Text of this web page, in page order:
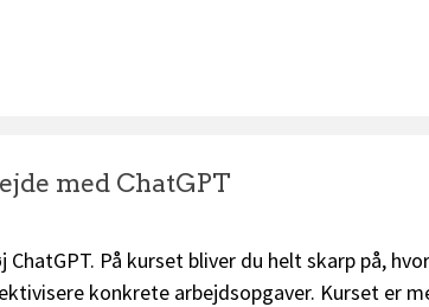
med ChatGPT
På kurset bliver du helt skarp på,
konkrete arbejdsopgaver. Kurset er